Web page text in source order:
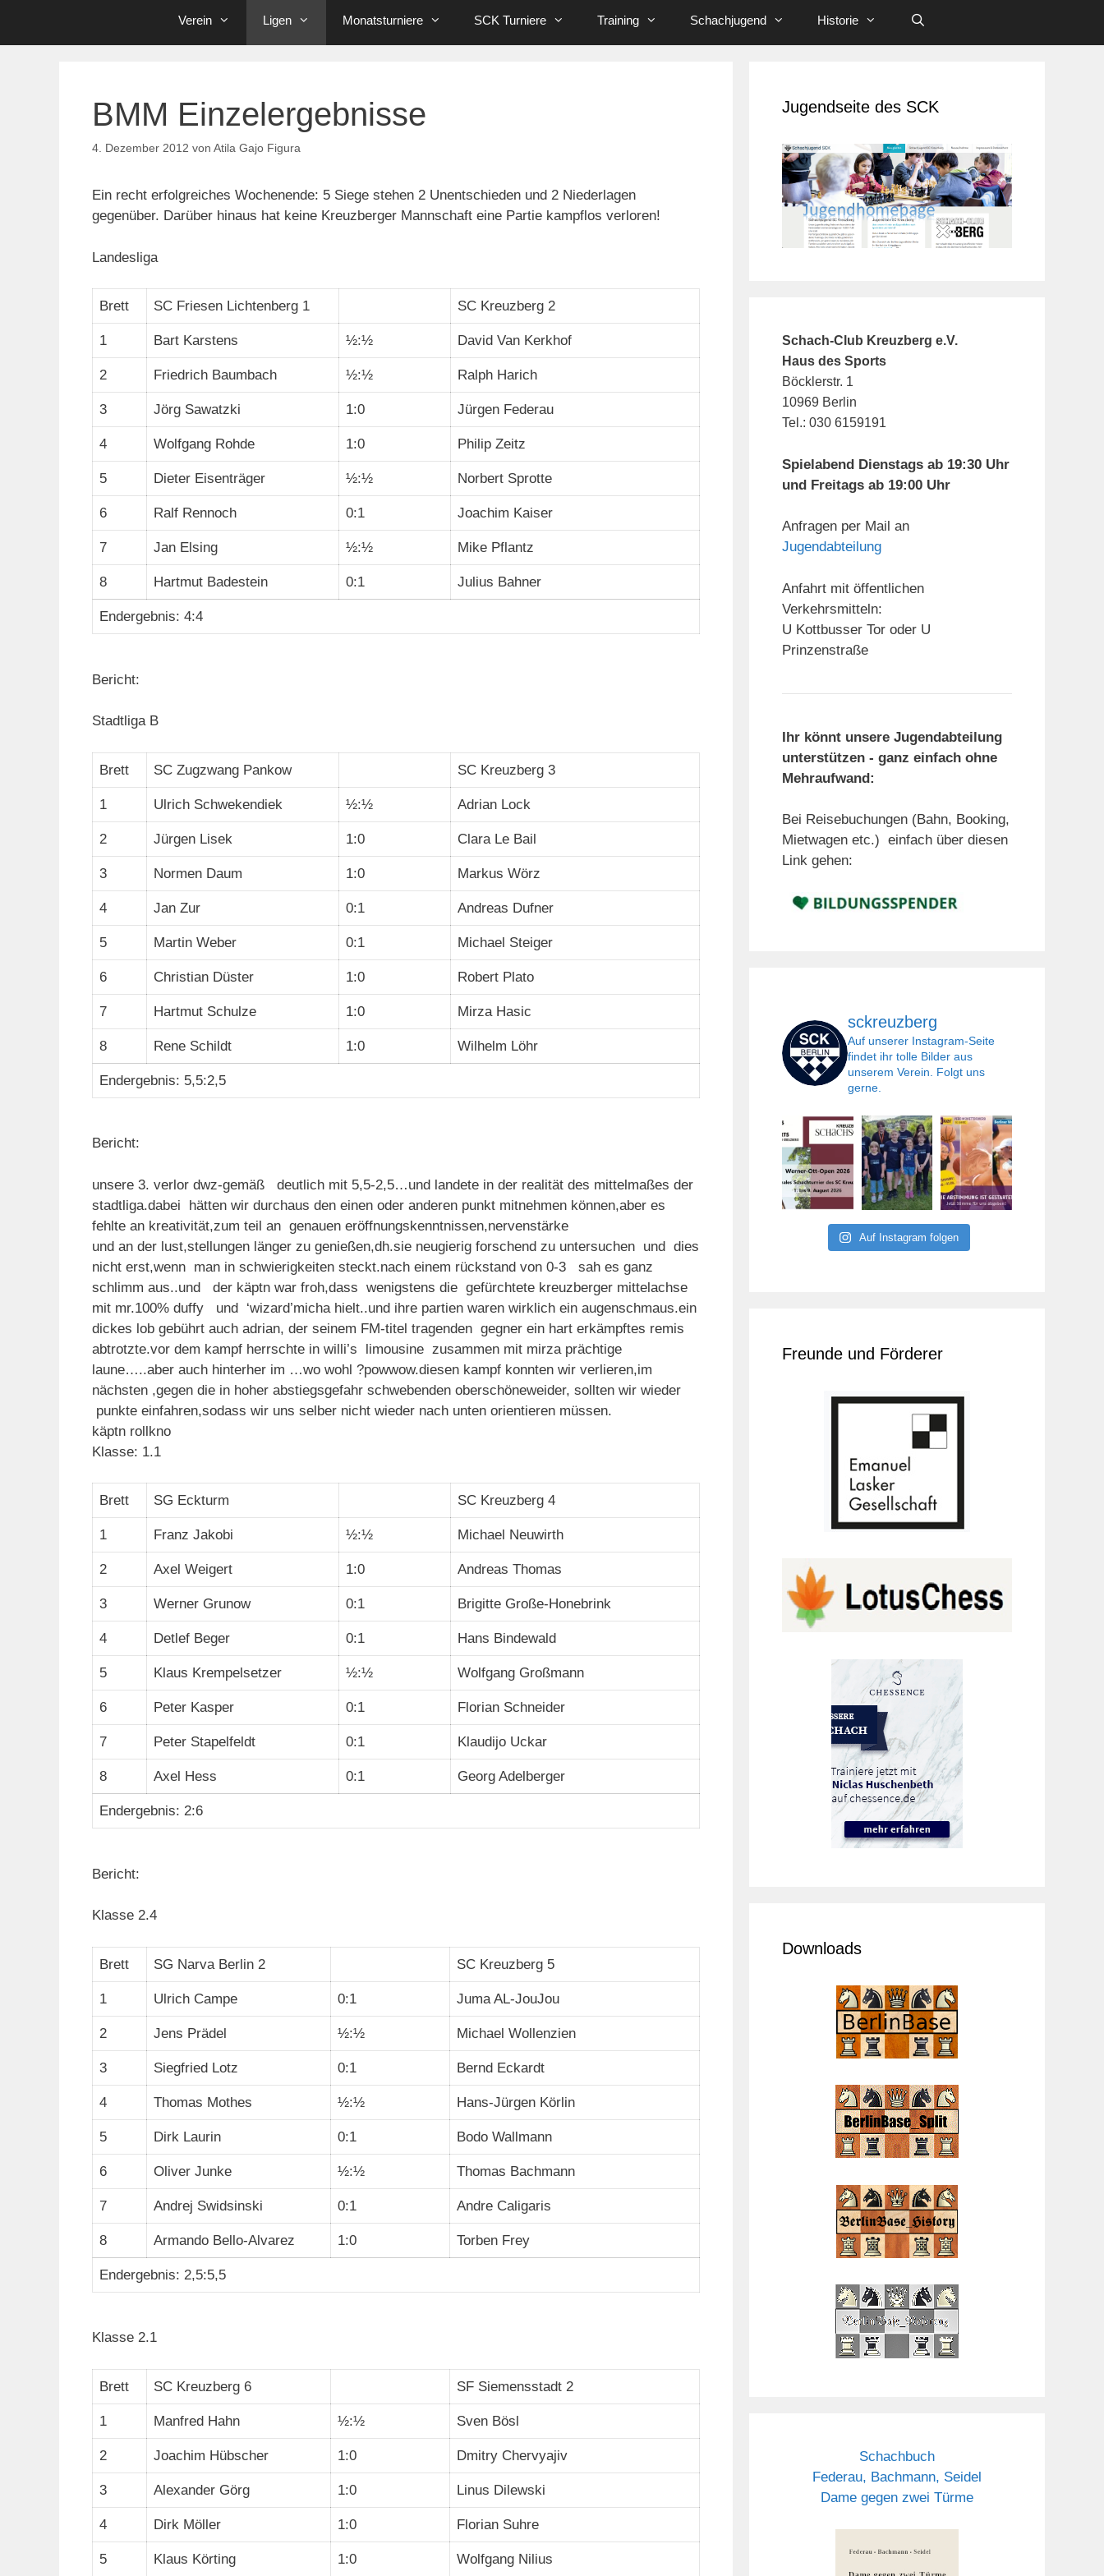
Verein Ligen Monatsturniere SCK Turniere Training Schachjugend Historie
BMM Einzelergebnisse
4. Dezember 2012 von Atila Gajo Figura
Ein recht erfolgreiches Wochenende: 5 Siege stehen 2 Unentschieden und 2 Niederlagen
gegenüber. Darüber hinaus hat keine Kreuzberger Mannschaft eine Partie kampflos verloren!
Landesliga
Brett SC Friesen Lichtenberg 1 SC Kreuzberg 2
1 Bart Karstens ½:½ David Van Kerkhof
2 Friedrich Baumbach ½:½ Ralph Harich
3 Jörg Sawatzki 1:0 Jürgen Federau
4 Wolfgang Rohde 1:0 Philip Zeitz
5 Dieter Eisenträger ½:½ Norbert Sprotte
6 Ralf Rennoch 0:1 Joachim Kaiser
7 Jan Elsing ½:½ Mike Pflantz
8 Hartmut Badestein 0:1 Julius Bahner
Endergebnis: 4:4
Bericht:
Stadtliga B
Brett SC Zugzwang Pankow SC Kreuzberg 3
1 Ulrich Schwekendiek ½:½ Adrian Lock
2 Jürgen Lisek 1:0 Clara Le Bail
3 Normen Daum 1:0 Markus Wörz
4 Jan Zur 0:1 Andreas Dufner
5 Martin Weber 0:1 Michael Steiger
6 Christian Düster 1:0 Robert Plato
7 Hartmut Schulze 1:0 Mirza Hasic
8 Rene Schildt 1:0 Wilhelm Löhr
Endergebnis: 5,5:2,5
Bericht:
unsere 3. verlor dwz-gemäß deutlich mit 5,5-2,5…und landete in der realität des mittelmaßes der
stadtliga.dabei hätten wir durchaus den einen oder anderen punkt mitnehmen können,aber es
fehlte an kreativität,zum teil an genauen eröffnungskenntnissen,nervenstärke
und an der lust,stellungen länger zu genießen,dh.sie neugierig forschend zu untersuchen und dies
nicht erst,wenn man in schwierigkeiten steckt.nach einem rückstand von 0-3 sah es ganz
schlimm aus..und der käptn war froh,dass wenigstens die gefürchtete kreuzberger mittelachse
mit mr.100% duffy und ‘wizard’micha hielt..und ihre partien waren wirklich ein augenschmaus.ein
dickes lob gebührt auch adrian, der seinem FM-titel tragenden gegner ein hart erkämpftes remis
abtrotzte.vor dem kampf herrschte in willi’s limousine zusammen mit mirza prächtige
laune…..aber auch hinterher im …wo wohl ?powwow.diesen kampf konnten wir verlieren,im
nächsten ,gegen die in hoher abstiegsgefahr schwebenden oberschöneweider, sollten wir wieder
punkte einfahren,sodass wir uns selber nicht wieder nach unten orientieren müssen.
käptn rollkno
Klasse: 1.1
Brett SG Eckturm SC Kreuzberg 4
1 Franz Jakobi ½:½ Michael Neuwirth
2 Axel Weigert 1:0 Andreas Thomas
3 Werner Grunow 0:1 Brigitte Große-Honebrink
4 Detlef Beger 0:1 Hans Bindewald
5 Klaus Krempelsetzer ½:½ Wolfgang Großmann
6 Peter Kasper 0:1 Florian Schneider
7 Peter Stapelfeldt 0:1 Klaudijo Uckar
8 Axel Hess 0:1 Georg Adelberger
Endergebnis: 2:6
Bericht:
Klasse 2.4
Brett SG Narva Berlin 2 SC Kreuzberg 5
1 Ulrich Campe 0:1 Juma AL-JouJou
2 Jens Prädel ½:½ Michael Wollenzien
3 Siegfried Lotz 0:1 Bernd Eckardt
4 Thomas Mothes ½:½ Hans-Jürgen Körlin
5 Dirk Laurin 0:1 Bodo Wallmann
6 Oliver Junke ½:½ Thomas Bachmann
7 Andrej Swidsinski 0:1 Andre Caligaris
8 Armando Bello-Alvarez 1:0 Torben Frey
Endergebnis: 2,5:5,5
Klasse 2.1
Brett SC Kreuzberg 6 SF Siemensstadt 2
1 Manfred Hahn ½:½ Sven Bösl
2 Joachim Hübscher 1:0 Dmitry Chervyajiv
3 Alexander Görg 1:0 Linus Dilewski
4 Dirk Möller 1:0 Florian Suhre
5 Klaus Körting 1:0 Wolfgang Nilius
Jugendseite des SCK
Schach-Club Kreuzberg e.V.
Haus des Sports
Böcklerstr. 1
10969 Berlin
Tel.: 030 6159191
Spielabend Dienstags ab 19:30 Uhr
und Freitags ab 19:00 Uhr
Anfragen per Mail an
Jugendabteilung
Anfahrt mit öffentlichen
Verkehrsmitteln:
U Kottbusser Tor oder U
Prinzenstraße
Ihr könnt unsere Jugendabteilung
unterstützen - ganz einfach ohne
Mehraufwand:
Bei Reisebuchungen (Bahn, Booking,
Mietwagen etc.) einfach über diesen
Link gehen:
sckreuzberg
Auf unserer Instagram-Seite
findet ihr tolle Bilder aus
unserem Verein. Folgt uns
gerne.
Auf Instagram folgen
Freunde und Förderer
Downloads
Schachbuch
Federau, Bachmann, Seidel
Dame gegen zwei Türme